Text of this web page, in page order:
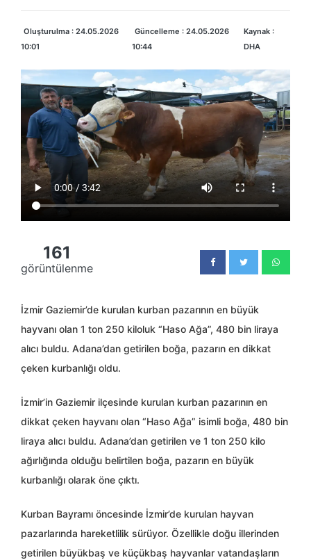
Oluşturulma : 24.05.2026
10:01
Güncelleme : 24.05.2026
10:44
Kaynak :
DHA
161
görüntülenme
İzmir Gaziemir’de kurulan kurban pazarının en büyük
hayvanı olan 1 ton 250 kiloluk “Haso Ağa”, 480 bin liraya
alıcı buldu. Adana’dan getirilen boğa, pazarın en dikkat
çeken kurbanlığı oldu.
İzmir’in Gaziemir ilçesinde kurulan kurban pazarının en
dikkat çeken hayvanı olan “Haso Ağa” isimli boğa, 480 bin
liraya alıcı buldu. Adana’dan getirilen ve 1 ton 250 kilo
ağırlığında olduğu belirtilen boğa, pazarın en büyük
kurbanlığı olarak öne çıktı.
Kurban Bayramı öncesinde İzmir’de kurulan hayvan
pazarlarında hareketlilik sürüyor. Özellikle doğu illerinden
getirilen büyükbaş ve küçükbaş hayvanlar vatandaşların